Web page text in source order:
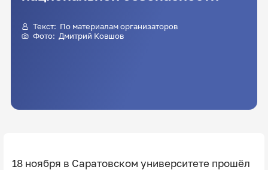
Текст: По материалам организаторов
Фото: Дмитрий Ковшов
18 ноября в Саратовском университете прошёл